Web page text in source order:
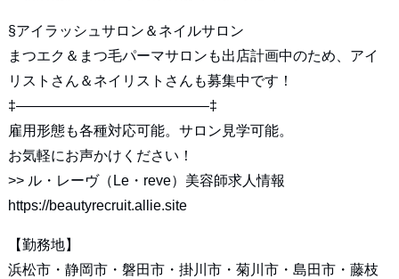
§アイラッシュサロン＆ネイルサロン
まつエク＆まつ毛パーマサロンも出店計画中のため、アイ
リストさん＆ネイリストさんも募集中です！
‡—————————————–‡
雇用形態も各種対応可能。サロン見学可能。
お気軽にお声かけください！
>> ル・レーヴ（Le・reve）美容師求人情報
https://beautyrecruit.allie.site
【勤務地】
浜松市・静岡市・磐田市・掛川市・菊川市・島田市・藤枝